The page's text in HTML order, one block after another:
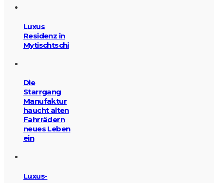
Luxus
Residenz in
Mytischtschi
Die
Starrgang
Manufaktur
haucht alten
Fahrrädern
neues Leben
ein
Luxus-